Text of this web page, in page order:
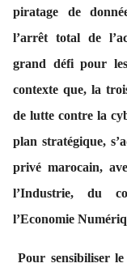
piratage de
l’arrêt total de
grand défi pour les
contexte que, la
de lutte contre la
plan stratégique,
privé marocain,
l’Industrie, du
l’Economie
Pour sensibiliser